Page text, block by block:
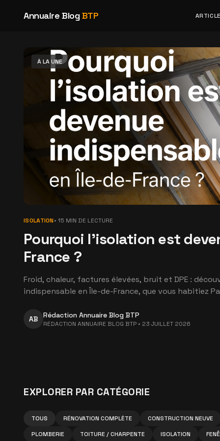
Annuaire Blog BTP
À LA UNE
ISOLATION• 15 MIN DE LECTURE
Pourquoi l'isolation est
France ?
Froid, chaleur, factures élevées, bruit et DPE :
indispensable en Île-de-France, que vous habitiez
AB Rédaction Annuaire Blog BTP
RÉDACTION ANNUAIRE BLOG BTP • 23 JUILLET 2026
EXPLORER PAR CATÉGORIE
TOUS RÉNOVATION COMPLÈTE
CONSTRUCTION NEUVE
PLOMBERIE
TOITURE / CHARPENTE ISOLATION